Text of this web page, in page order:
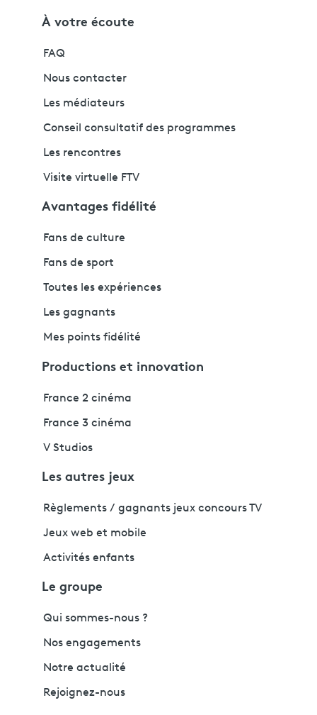
À votre écoute
FAQ
Nous contacter
Les médiateurs
Conseil consultatif des programmes
Les rencontres
Visite virtuelle FTV
Avantages fidélité
Fans de culture
Fans de sport
Toutes les expériences
Les gagnants
Mes points fidélité
Productions et innovation
France 2 cinéma
France 3 cinéma
V Studios
Les autres jeux
Règlements / gagnants jeux concours TV
Jeux web et mobile
Activités enfants
Le groupe
Qui sommes-nous ?
Nos engagements
Notre actualité
Rejoignez-nous